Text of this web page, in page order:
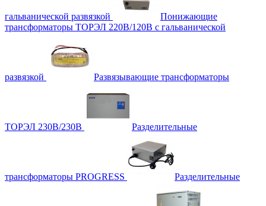
гальванической развязкой
Понижающие
трансформаторы ТОРЭЛ 220В/120В с гальванической
развязкой Развязывающие трансформаторы
ТОРЭЛ 230В/230В Разделительные
трансформаторы PROGRESS Разделительные